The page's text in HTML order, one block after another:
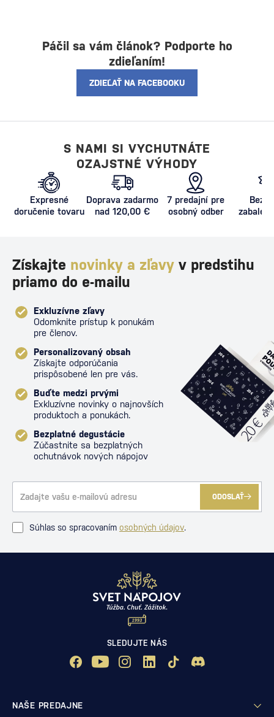
Páčil sa vám článok? Podporte ho
zdieľaním!
ZDIEĽAŤ NA FACEBOOKU
S NAMI SI VYCHUTNÁTE
OZAJSTNÉ VÝHODY
Expresné
doručenie tovaru
Doprava zadarmo
nad 120,00 €
7 predajní pre
osobný odber
Získajte novinky a zľavy v predstihu
priamo do e-mailu
Exkluzívne zľavy
Odomknite prístup k ponukám
pre členov.
Personalizovaný obsah
Získajte odporúčania
prispôsobené len pre vás.
Buďte medzi prvými
Exkluzívne novinky o najnovších
produktoch a ponukách.
Bezplatné degustácie
Zúčastnite sa bezplatných
ochutnávok nových nápojov
ODOSLAŤ
Súhlas so spracovaním osobných údajov.
SLEDUJTE NÁS
NAŠE PREDAJNE